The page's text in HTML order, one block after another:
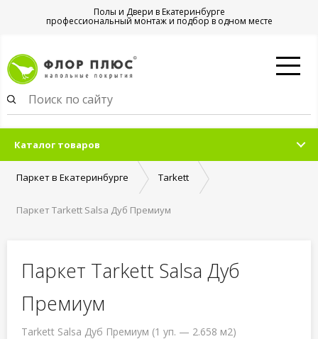
Полы и Двери в Екатеринбурге
профессиональный монтаж и подбор в одном месте
Каталог товаров
Паркет в Екатеринбурге Tarkett
Паркет Tarkett Salsa Дуб Премиум
Паркет Tarkett Salsa Дуб
Премиум
Tarkett Salsa Дуб Премиум (1 уп. — 2.658 м2)